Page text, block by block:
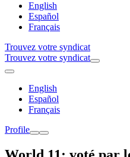
English
Español
Français
Trouvez votre syndicat
Trouvez votre syndicat
English
Español
Français
Profile